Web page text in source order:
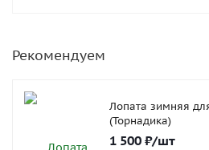
Рекомендуем
Лопата зимняя
(Торнадика)
1 500 ₽/шт